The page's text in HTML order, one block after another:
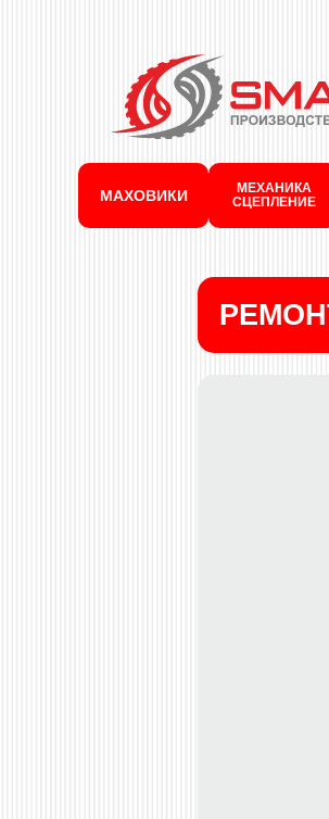
МАХОВИКИ
МЕХАНИКА
СЦЕПЛЕНИЕ